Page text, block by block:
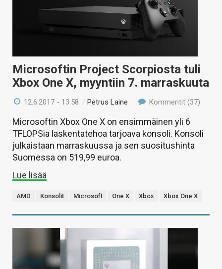
Microsoftin Project Scorpiosta tuli
Xbox One X, myyntiin 7. marraskuuta
12.6.2017 - 13:58 /Petrus Laine Kommentit (37)
Microsoftin Xbox One X on ensimmäinen yli 6
TFLOPSia laskentatehoa tarjoava konsoli. Konsoli
julkaistaan marraskuussa ja sen suositushinta
Suomessa on 519,99 euroa.
Lue lisää
AMD Konsolit Microsoft One X Xbox Xbox One X